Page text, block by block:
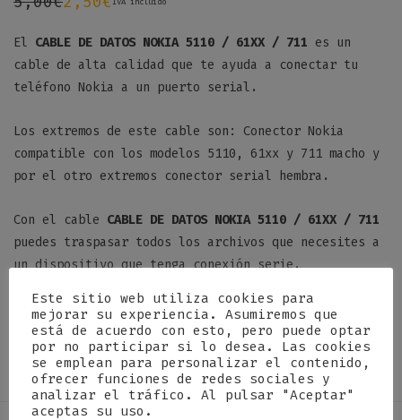
El
era:
5,00€.
El
es:
2,50€.
El CABLE DE DATOS NOKIA 5110 / 61XX / 711 es un
cable de alta calidad que te ayuda a conectar tu
teléfono Nokia a un puerto serial.
Los extremos de este cable son: Conector Nokia
compatible con los modelos 5110, 61xx y 711 macho y
por el otro extremos conector serial hembra.
Con el cable CABLE DE DATOS NOKIA 5110 / 61XX / 711
puedes traspasar todos los archivos que necesites a
un dispositivo que tenga conexión serie.
Sin existencias
Este sitio web utiliza cookies para
mejorar su experiencia. Asumiremos que
está de acuerdo con esto, pero puede optar
por no participar si lo desea. Las cookies
se emplean para personalizar el contenido,
ofrecer funciones de redes sociales y
analizar el tráfico. Al pulsar "Aceptar"
aceptas su uso.